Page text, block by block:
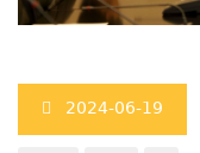
2024-06-19